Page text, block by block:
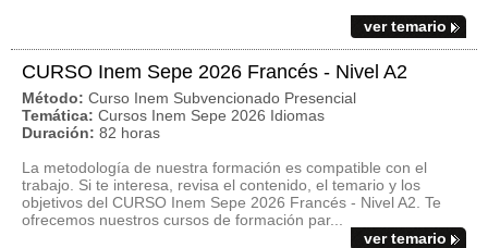
ver temario
CURSO Inem Sepe 2026 Francés - Nivel A2
Método: Curso Inem Subvencionado Presencial
Temática: Cursos Inem Sepe 2026 Idiomas
Duración: 82 horas
La metodología de nuestra formación es compatible con el
trabajo. Si te interesa, revisa el contenido, el temario y los
objetivos del CURSO Inem Sepe 2026 Francés - Nivel A2. Te
ofrecemos nuestros cursos de formación par...
ver temario